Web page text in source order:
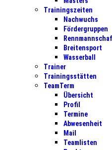
Nachwuchs
Fördergruppen
Rennmannschaft
Breitensport
Wasserball
Trainer
Trainingsstätten
TeamTerm
Übersicht
Profil
Termine
Abwesenheit
Mail
Teamlisten
Punkte
Bilder